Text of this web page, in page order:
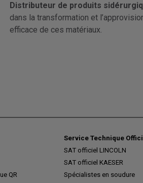
Distributeur de produits
dans la transformation et
efficace de ces matériaux.
QR
Service Technique
SAT officiel LINCOLN
SAT officiel KAESER
Spécialistes en soudure